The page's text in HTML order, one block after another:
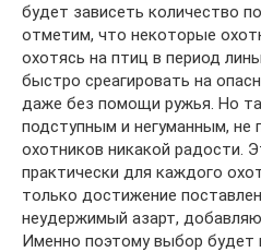
будет зависеть количество
отметим, что некоторые
охотясь на птиц в период
быстро среагировать на
даже без помощи ружья. Но
подступным и негуманным, не
охотников никакой радости.
практически для каждого
только достижение
неудержимый азарт,
Именно поэтому выбор будет